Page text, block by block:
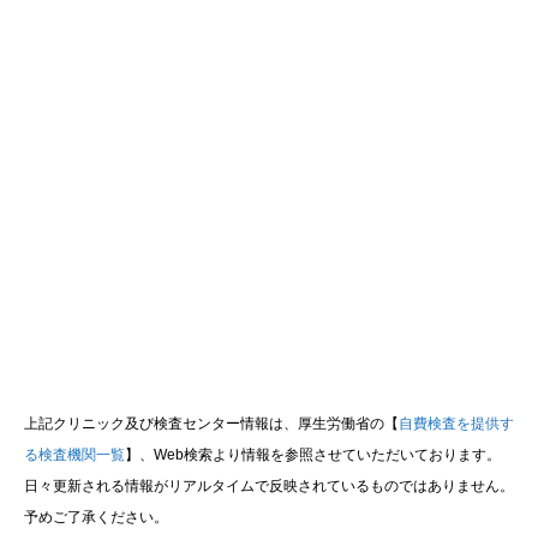
上記クリニック及び検査センター情報は、厚生労働省の【 自費検査を提供す
る検査機関一覧】、Web検索より情報を参照させていただいております。
日々更新される情報がリアルタイムで反映されているものではありません。
予めご了承ください。